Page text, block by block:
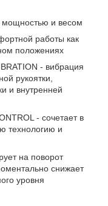
мощностью и весом
работы как
положениях
- вибрация
рукоятки,
и внутренней
- сочетает в
технологию и
на поворот
снижает
уровня